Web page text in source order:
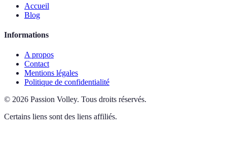
Accueil
Blog
Informations
A propos
Contact
Mentions légales
Politique de confidentialité
© 2026 Passion Volley. Tous droits réservés.
Certains liens sont des liens affiliés.